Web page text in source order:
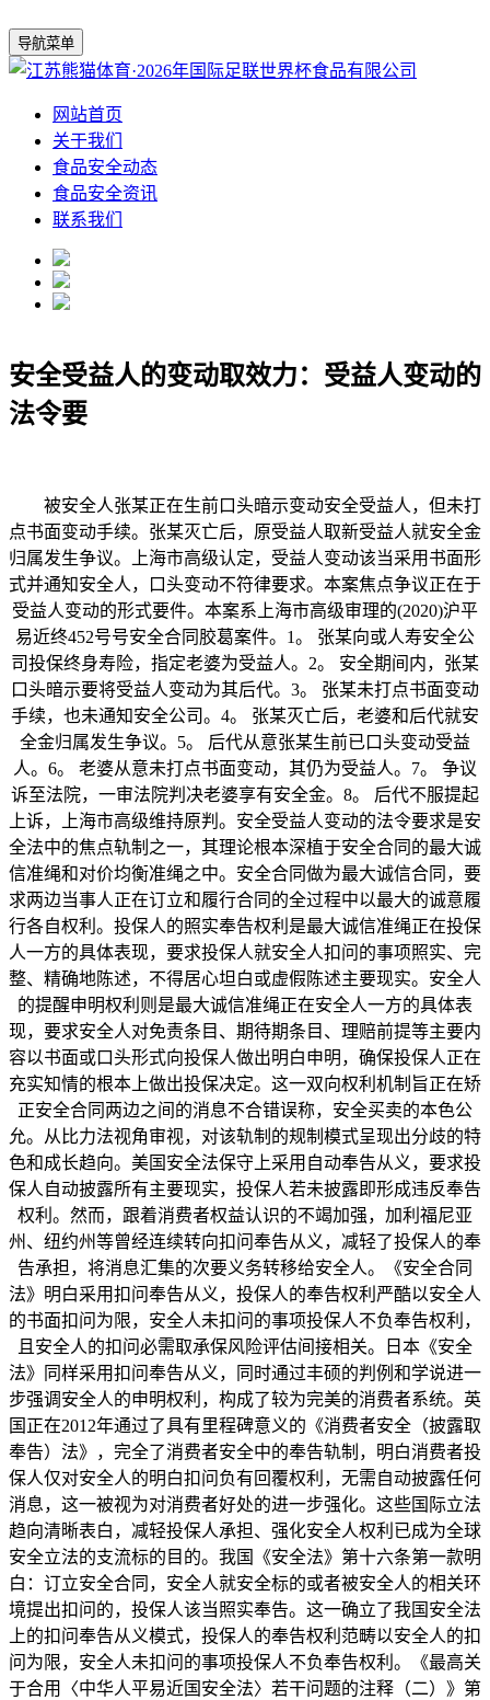
导航菜单
网站首页
关于我们
食品安全动态
食品安全资讯
联系我们
安全受益人的变动取效力：受益人变动的
法令要
被安全人张某正在生前口头暗示变动安全受益人，但未打
点书面变动手续。张某灭亡后，原受益人取新受益人就安全金
归属发生争议。上海市高级认定，受益人变动该当采用书面形
式并通知安全人，口头变动不符律要求。本案焦点争议正在于
受益人变动的形式要件。本案系上海市高级审理的(2020)沪平
易近终452号号安全合同胶葛案件。1。 张某向或人寿安全公
司投保终身寿险，指定老婆为受益人。2。 安全期间内，张某
口头暗示要将受益人变动为其后代。3。 张某未打点书面变动
手续，也未通知安全公司。4。 张某灭亡后，老婆和后代就安
全金归属发生争议。5。 后代从意张某生前已口头变动受益
人。6。 老婆从意未打点书面变动，其仍为受益人。7。 争议
诉至法院，一审法院判决老婆享有安全金。8。 后代不服提起
上诉，上海市高级维持原判。安全受益人变动的法令要求是安
全法中的焦点轨制之一，其理论根本深植于安全合同的最大诚
信准绳和对价均衡准绳之中。安全合同做为最大诚信合同，要
求两边当事人正在订立和履行合同的全过程中以最大的诚意履
行各自权利。投保人的照实奉告权利是最大诚信准绳正在投保
人一方的具体表现，要求投保人就安全人扣问的事项照实、完
整、精确地陈述，不得居心坦白或虚假陈述主要现实。安全人
的提醒申明权利则是最大诚信准绳正在安全人一方的具体表
现，要求安全人对免责条目、期待期条目、理赔前提等主要内
容以书面或口头形式向投保人做出明白申明，确保投保人正在
充实知情的根本上做出投保决定。这一双向权利机制旨正在矫
正安全合同两边之间的消息不合错误称，安全买卖的本色公
允。从比力法视角审视，对该轨制的规制模式呈现出分歧的特
色和成长趋向。美国安全法保守上采用自动奉告从义，要求投
保人自动披露所有主要现实，投保人若未披露即形成违反奉告
权利。然而，跟着消费者权益认识的不竭加强，加利福尼亚
州、纽约州等曾经连续转向扣问奉告从义，减轻了投保人的奉
告承担，将消息汇集的次要义务转移给安全人。《安全合同
法》明白采用扣问奉告从义，投保人的奉告权利严酷以安全人
的书面扣问为限，安全人未扣问的事项投保人不负奉告权利，
且安全人的扣问必需取承保风险评估间接相关。日本《安全
法》同样采用扣问奉告从义，同时通过丰硕的判例和学说进一
步强调安全人的申明权利，构成了较为完美的消费者系统。英
国正在2012年通过了具有里程碑意义的《消费者安全（披露取
奉告）法》，完全了消费者安全中的奉告轨制，明白消费者投
保人仅对安全人的明白扣问负有回覆权利，无需自动披露任何
消息，这一被视为对消费者好处的进一步强化。这些国际立法
趋向清晰表白，减轻投保人承担、强化安全人权利已成为全球
安全立法的支流标的目的。我国《安全法》第十六条第一款明
白：订立安全合同，安全人就安全标的或者被安全人的相关环
境提出扣问的，投保人该当照实奉告。这一确立了我国安全法
上的扣问奉告从义模式，投保人的奉告权利范畴以安全人的扣
问为限，安全人未扣问的事项投保人不负奉告权利。《最高关
于合用〈中华人平易近国安全法〉若干问题的注释（二）》第